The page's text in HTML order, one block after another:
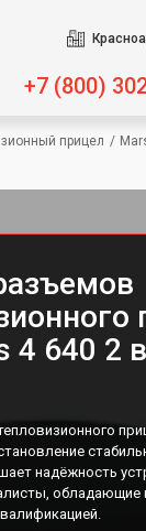
+7 (800)
прицел /
4 640 2
надёжность
обладающие